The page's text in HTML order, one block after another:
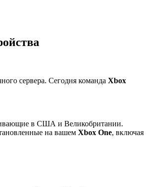
сервера. Сегодня команда Xbox
в США и Великобритании.
на вашем Xbox One, включая